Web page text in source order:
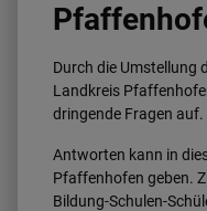
Durch die Umstellung
Landkreis
dringende Fragen auf.
Antworten kann in
Pfaffenhofen geben.
Bildung-Schulen-